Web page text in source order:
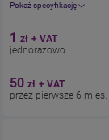
Pokaż specyfikację
Ekran 6,77"
Pamięć 256 GB
1 zł + VAT
jednorazowo
50 zł + VAT
przez pierwsze 6 mies.